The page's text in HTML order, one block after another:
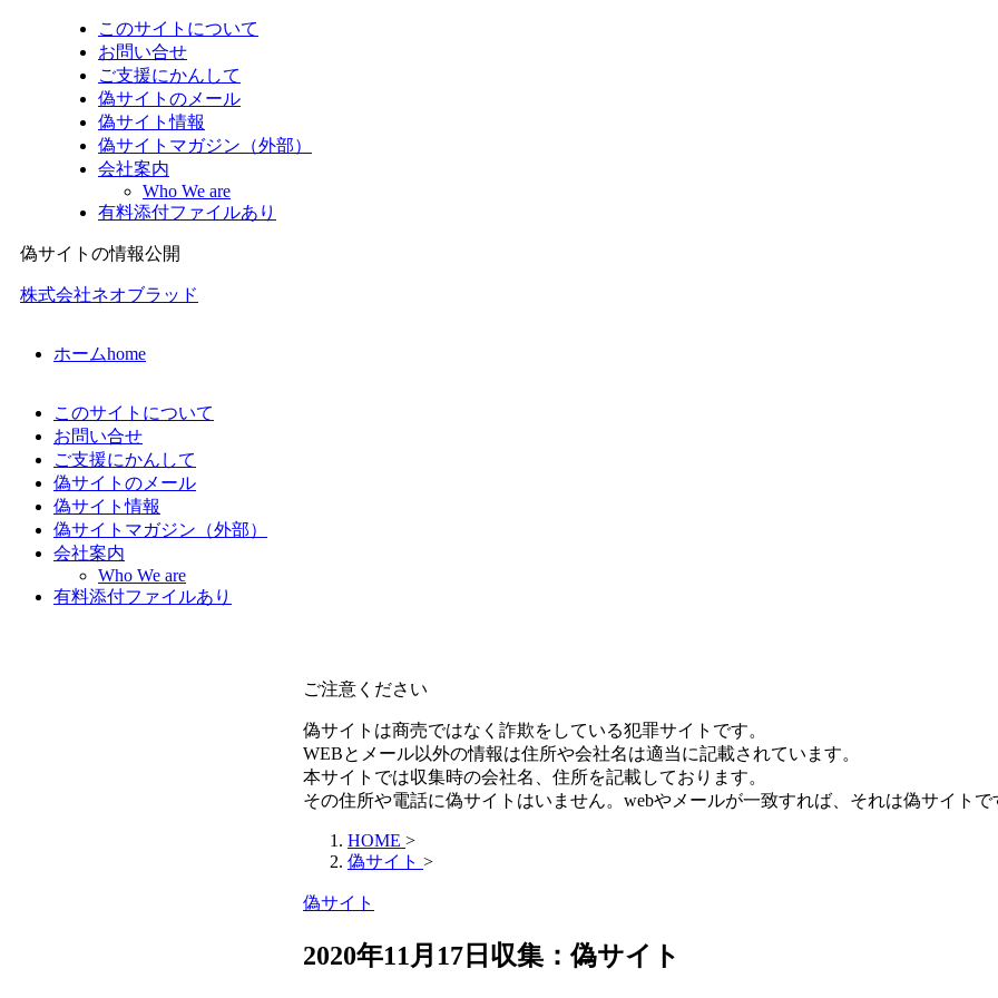
このサイトについて
お問い合せ
ご支援にかんして
偽サイトのメール
偽サイト情報
偽サイトマガジン（外部）
会社案内
Who We are
有料添付ファイルあり
偽サイトの情報公開
株式会社ネオブラッド
ホームhome
このサイトについて
お問い合せ
ご支援にかんして
偽サイトのメール
偽サイト情報
偽サイトマガジン（外部）
会社案内
Who We are
有料添付ファイルあり
ご注意ください
偽サイトは商売ではなく詐欺をしている犯罪サイトです。
WEBとメール以外の情報は住所や会社名は適当に記載されています。
本サイトでは収集時の会社名、住所を記載しております。
その住所や電話に偽サイトはいません。webやメールが一致すれば、それは偽サイトで
HOME >
偽サイト >
偽サイト
2020年11月17日収集：偽サイト